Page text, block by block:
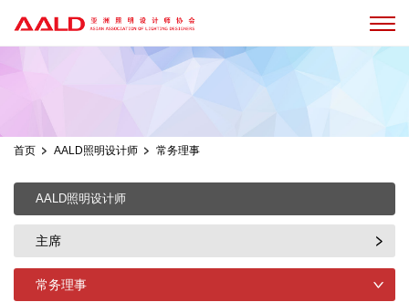
首页 AALD照明设计师 常务理事
AALD照明设计师
主席
常务理事